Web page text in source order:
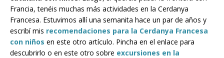
Francia, tenéis muchas más actividades en la Cerdanya
Francesa. Estuvimos allí una semanita hace un par de años y
escribí mis recomendaciones para la Cerdanya Francesa
con niños en este otro artículo. Pincha en el enlace para
descubrirlo o en este otro sobre excursiones en la